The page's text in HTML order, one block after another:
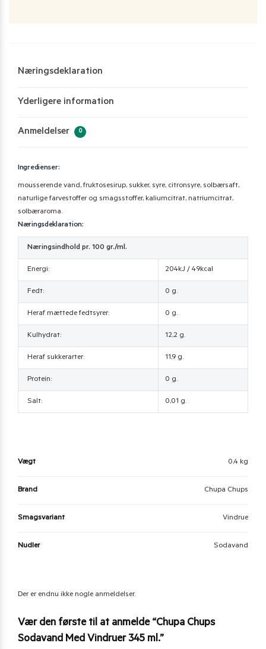
Næringsdeklaration
Yderligere information
Anmeldelser 0
Ingredienser:
mousserende vand, fruktosesirup, sukker, syre, citronsyre, solbærsaft,
naturlige farvestoffer og smagsstoffer, kaliumcitrat, natriumcitrat,
solbæraroma.
Næringsdeklaration:
Næringsindhold pr. 100 gr./ml.
Energi: 204kJ / 49kcal
Fedt: 0 g.
Heraf mættede fedtsyrer: 0 g.
Kulhydrat: 12,2 g.
Heraf sukkerarter: 11,9 g.
Protein: 0 g.
Salt: 0,01 g.
Vægt 0,4 kg
Brand Chupa Chups
Smagsvariant Vindrue
Nudler Sodavand
Der er endnu ikke nogle anmeldelser.
Vær den første til at anmelde “Chupa Chups
Sodavand Med Vindruer 345 ml.”